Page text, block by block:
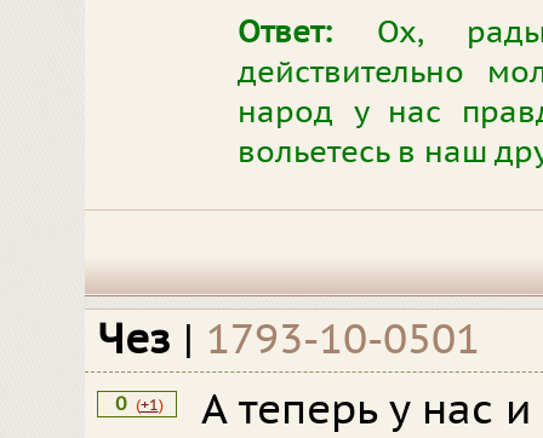
Ответ: Ох, рады
действительно
народ у нас
вольетесь в наш
Чез | 1793-10-0501
0 (+1)
А теперь у нас